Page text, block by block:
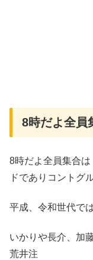
8時だよ全員
8時だよ全員集合
ドでありコントグ
平成、令和世代で
いかりや長介、加
荒井注